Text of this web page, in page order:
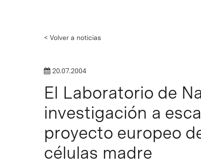
Intro para buscar o ESC per cerrar
< Volver a noticias
20.07.2004
El Laboratorio de
investigación a
proyecto europeo
células madre